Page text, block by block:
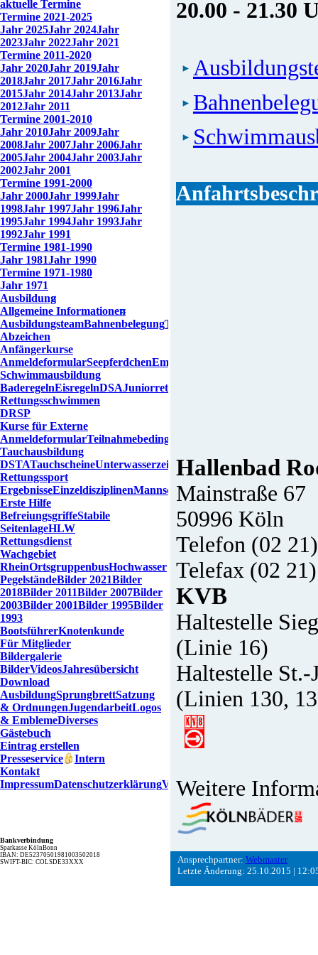
aktuelle Termine
Termine 2021-2025
Jahr 2025Jahr 2024Jahr
2023Jahr 2022Jahr 2021
Termine 2011-2020
Jahr 2020Jahr 2019Jahr
2018Jahr 2017Jahr 2016Jahr
2015Jahr 2014Jahr 2013Jahr
2012Jahr 2011
Termine 2001-2010
Jahr 2010Jahr 2009Jahr
2008Jahr 2007Jahr 2006Jahr
2005Jahr 2004Jahr 2003Jahr
2002Jahr 2001
Termine 1991-2000
Jahr 2000Jahr 1999Jahr
1998Jahr 1997Jahr 1996Jahr
1995Jahr 1994Jahr 1993Jahr
1992Jahr 1991
Termine 1981-1990
Jahr 1981Jahr 1990
Termine 1971-1980
Jahr 1971
Ausbildung
Allgemeine Informationen
AusbildungsteamBahnenbelegungTrainingszeiten
Abzeichen
Anfängerkurse
AnmeldeformularSeepferdchenEmpfehlungen
Schwimmausbildung
BaderegelnEisregelnDSAJuniorretter
Rettungsschwimmen
DRSP
Kurse für Externe
AnmeldeformularTeilnahmebedingungen
Tauchausbildung
DSTATauchscheineUnterwasserzeichen
Rettungssport
ErgebnisseEinzeldisziplinenMannschaftsdisziplinen
Erste Hilfe
BefreiungsgriffeStabile
SeitenlageHLW
Rettungsdienst
Wachgebiet
RheinOrtsgruppenbusHochwasser
PegelständeBilder 2021Bilder
2018Bilder 2011Bilder 2007Bilder
2003Bilder 2001Bilder 1995Bilder
1993
BootsführerKnotenkunde
Für Mitglieder
Bildergalerie
BilderVideosJahresübersicht
Download
AusbildungSprungbrettSatzung
& OrdnungenJugendarbeitLogos
& EmblemeDiverses
Gästebuch
Eintrag erstellen
Presseservice
Intern
Kontakt
ImpressumDatenschutzerklärungVerfahrensverzeichnis
Bankverbindung
Sparkasse KölnBonn
IBAN: DE52370501981003502018
SWIFT-BIC: COLSDE33XXX
20.00 - 21.30
Hallenbad
Mainstraße 67
50996 Köln
Telefon (02
Telefax (02
KVB
Haltestelle
(Linie 16)
Haltestelle St.-
(Linien 130,
Weitere
Ansprechpartner: Webmaster
Letzte Änderung: 25.10.2015 |